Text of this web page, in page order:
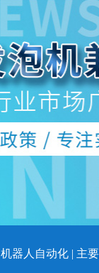
机器人自动化| 主